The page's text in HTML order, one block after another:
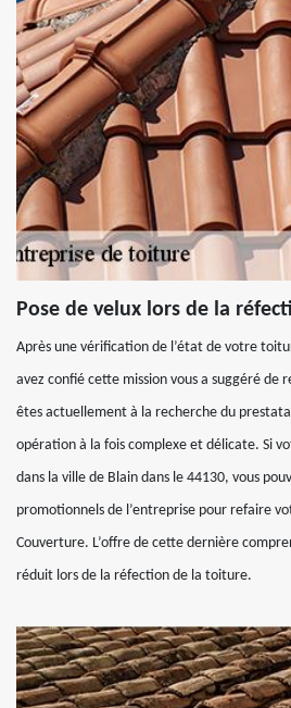
Pose de velux lors de la
Après une vérification de l’état de votre
avez confié cette mission vous a suggéré
êtes actuellement à la recherche du
opération à la fois complexe et délicate. Si
dans la ville de Blain dans le 44130, vous
promotionnels de l’entreprise pour refaire
Couverture. L’offre de cette dernière
réduit lors de la réfection de la toiture.